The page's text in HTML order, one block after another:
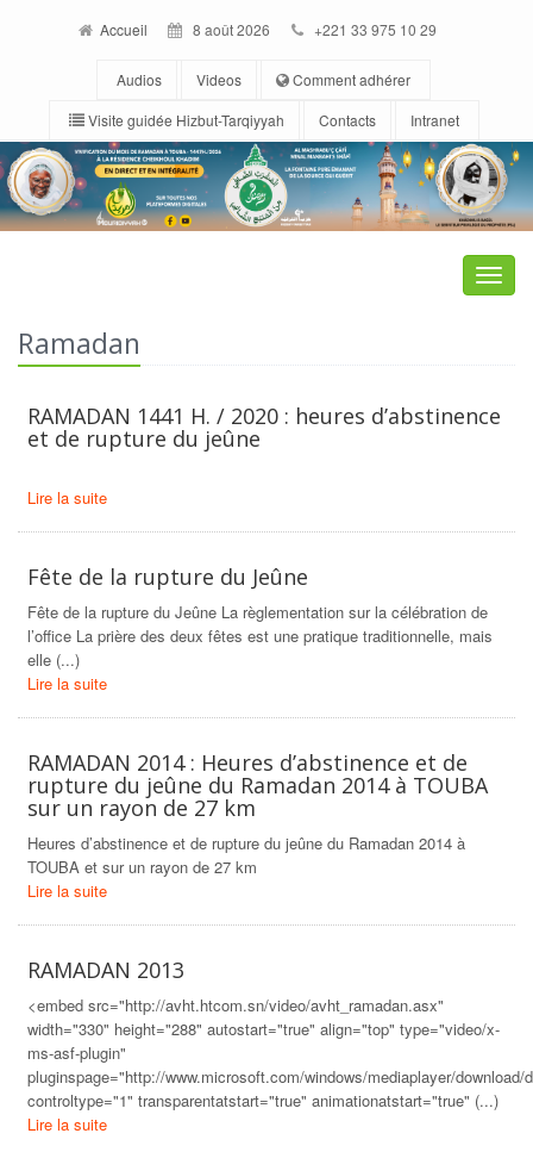
Accueil 8 août 2026 +221 33 975 10 29
Audios Videos
Comment adhérer
Visite guidée Hizbut-Tarqiyyah
Contacts Intranet
Toggle
Ramadan
RAMADAN 1441 H. / 2020 : heures d’abstinence
et de rupture du jeûne
Lire la suite
Fête de la rupture du Jeûne
Fête de la rupture du Jeûne La règlementation sur la célébration de
l’office La prière des deux fêtes est une pratique traditionnelle, mais
elle (...)
Lire la suite
RAMADAN 2014 : Heures d’abstinence et de
rupture du jeûne du Ramadan 2014 à TOUBA
sur un rayon de 27 km
Heures d’abstinence et de rupture du jeûne du Ramadan 2014 à
TOUBA et sur un rayon de 27 km
Lire la suite
RAMADAN 2013
<embed src="http://avht.htcom.sn/video/avht_ramadan.asx"
width="330" height="288" autostart="true" align="top" type="video/x-
ms-asf-plugin"
pluginspage="http://www.microsoft.com/windows/mediaplayer/download/
controltype="1" transparentatstart="true" animationatstart="true" (...)
Lire la suite